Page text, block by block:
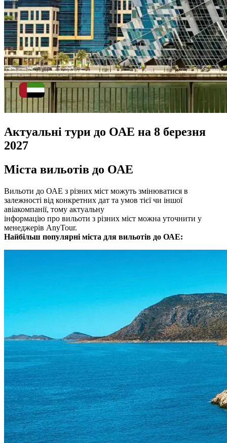
Актуальні тури до ОАЕ на 8 березня
2027
Міста вильотів до ОАЕ
Вильоти до ОАЕ з різних міст можуть змінюватися в
залежності від конкретних дат та умов тієї чи іншої
авіакомпанії, тому актуальну
інформацію про вильоти з різних міст можна уточнити у
менеджерів AnyTour.
Найбільш популярні міста для вильотів до ОАЕ: